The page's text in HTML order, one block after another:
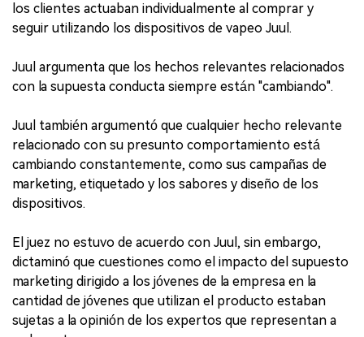
los clientes actuaban individualmente al comprar y
seguir utilizando los dispositivos de vapeo Juul.
Juul argumenta que los hechos relevantes relacionados
con la supuesta conducta siempre están "cambiando".
Juul también argumentó que cualquier hecho relevante
relacionado con su presunto comportamiento está
cambiando constantemente, como sus campañas de
marketing, etiquetado y los sabores y diseño de los
dispositivos.
El juez no estuvo de acuerdo con Juul, sin embargo,
dictaminó que cuestiones como el impacto del supuesto
marketing dirigido a los jóvenes de la empresa en la
cantidad de jóvenes que utilizan el producto estaban
sujetas a la opinión de los expertos que representan a